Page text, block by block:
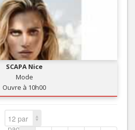
SCAPA Nice
Mode
Ouvre à 10h00
12 par